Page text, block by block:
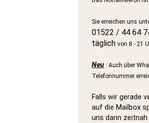
Sie erreichen uns
01522 / 44 64
täglich von 8 - 21
Neu: Auch über
Telefonnummer
Falls wir gerade
auf die Mailbox
uns dann